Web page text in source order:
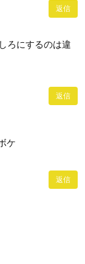
返信
ろにするのは違
返信
ケ
返信